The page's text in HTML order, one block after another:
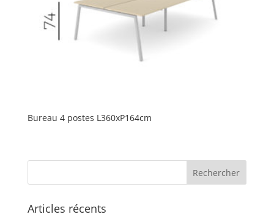
Bureau 4 postes L360xP164cm
Articles récents